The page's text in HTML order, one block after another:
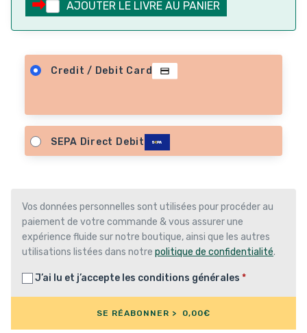
AJOUTER LE LIVRE AU PANIER
Credit / Debit Card
SEPA Direct Debit
Vos données personnelles sont utilisées pour procéder au
paiement de votre commande & vous assurer une
expérience fluide sur notre boutique, ainsi que les autres
utilisations listées dans notre politique de confidentialité.
J’ai lu et j’accepte les conditions générales *
SE RÉABONNER > 0,00€